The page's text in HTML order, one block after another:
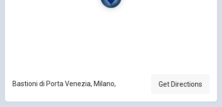
Bastioni di Porta Venezia, Milano, Get Directions